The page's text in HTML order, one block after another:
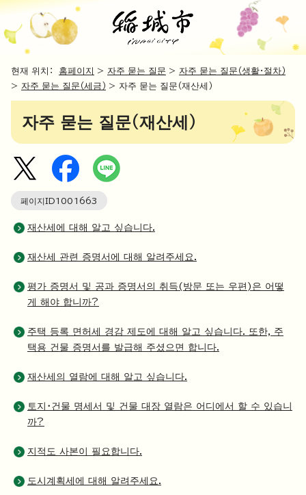
현재 위치： 홈페이지 > 자주 묻는 질문 > 자주 묻는 질문（생활・절차）
> 자주 묻는 질문（세금） > 자주 묻는 질문（재산세）
자주 묻는 질문（재산세）
페이지ID1001663
재산세에 대해 알고 싶습니다.
재산세 관련 증명서에 대해 알려주세요.
평가 증명서 및 공과 증명서의 취득(방문 또는 우편)은 어떻
게 해야 합니까?
주택 등록 면허세 경감 제도에 대해 알고 싶습니다. 또한, 주
택용 건물 증명서를 발급해 주셨으면 합니다.
재산세의 열람에 대해 알고 싶습니다.
토지・건물 명세서 및 건물 대장 열람은 어디에서 할 수 있습니
까?
지적도 사본이 필요합니다.
도시계획세에 대해 알려주세요.